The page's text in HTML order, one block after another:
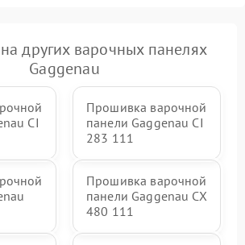
других варочных панелях
Gaggenau
CI
Прошивка варочной
панели Gaggenau CI
283 111
Прошивка варочной
панели Gaggenau CX
480 111